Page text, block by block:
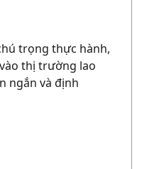
trọng thực hành,
thị trường lao
ngắn và định